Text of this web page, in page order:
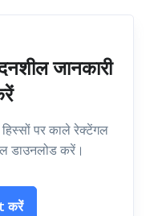
जानकारी
पर काले रेक्टेंगल
डाउनलोड करें।
करें